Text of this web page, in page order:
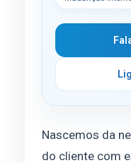
Nascemos da
do cliente com